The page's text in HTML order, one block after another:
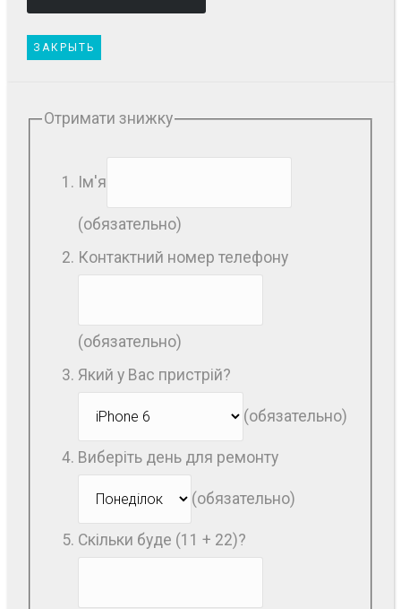
ЗАКРЫТЬ
Отримати знижку
Ім'я
(обязательно)
Контактний номер телефону
(обязательно)
Який у Вас пристрій?
(обязательно)
Виберіть день для ремонту
(обязательно)
Скільки буде (11 + 22)?